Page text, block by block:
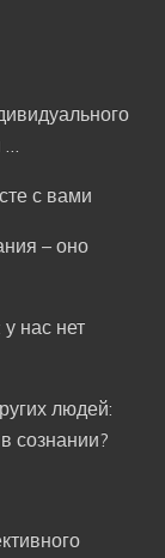
…
с вами
– оно
нас нет
людей:
сознании?